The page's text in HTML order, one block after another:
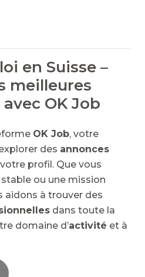
en Suisse –
meilleures
OK Job
OK Job, votre
des annonces
profil. Que vous
stable ou une mission
aidons à trouver des
dans toute la
domaine d’activité et à